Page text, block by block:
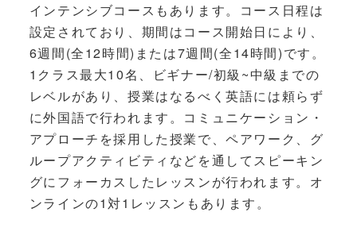
インテンシブコースもあります。コース日程は
設定されており、期間はコース開始日により、
6週間(全12時間)または7週間(全14時間)です。
1クラス最大10名、ビギナー/初級~中級までの
レベルがあり、授業はなるべく英語には頼らず
に外国語で行われます。コミュニケーション・
アプローチを採用した授業で、ペアワーク、グ
ループアクティビティなどを通してスピーキン
グにフォーカスしたレッスンが行われます。オ
ンラインの1対1レッスンもあります。